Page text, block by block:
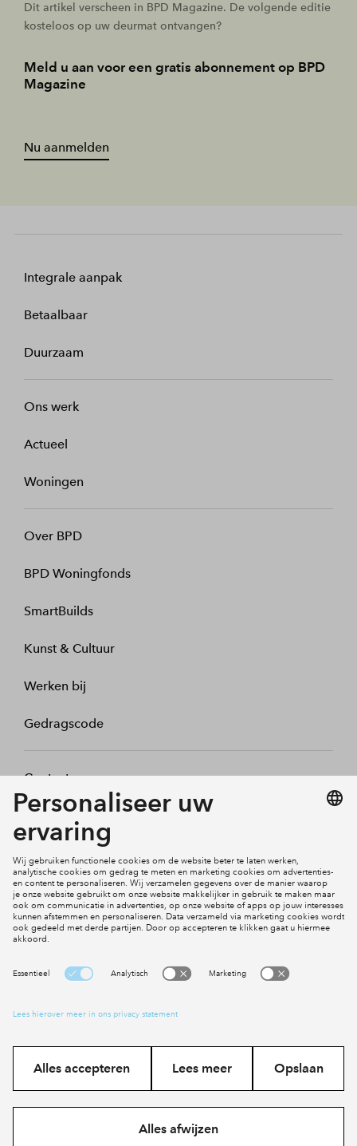
Dit artikel verscheen in BPD Magazine. De volgende editie
kosteloos op uw deurmat ontvangen?
Meld u aan voor een gratis abonnement op BPD
Magazine
Nu aanmelden
Integrale aanpak
Betaalbaar
Duurzaam
Ons werk
Actueel
Woningen
Over BPD
BPD Woningfonds
SmartBuilds
Kunst & Cultuur
Werken bij
Gedragscode
Contact
Mijn profiel
Social Media
Cookies
Privacy statement